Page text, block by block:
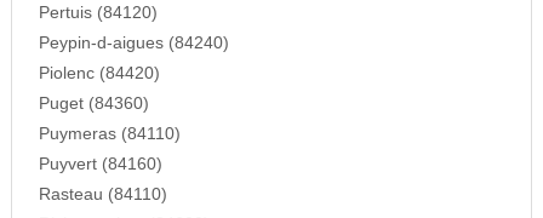
Pertuis (84120)
Peypin-d-aigues (84240)
Piolenc (84420)
Puget (84360)
Puymeras (84110)
Puyvert (84160)
Rasteau (84110)